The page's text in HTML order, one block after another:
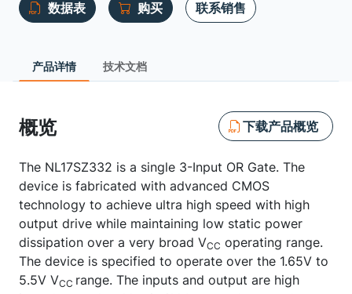
数据表 购买 联系销售
产品详情 技术文档
概览 下载产品概览
The NL17SZ332 is a single 3-Input OR Gate. The
device is fabricated with advanced CMOS
technology to achieve ultra high speed with high
output drive while maintaining low static power
dissipation over a very broad VCC operating range.
The device is specified to operate over the 1.65V to
5.5V VCC range. The inputs and output are high